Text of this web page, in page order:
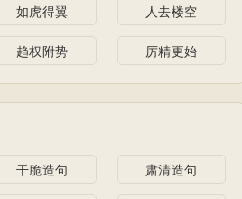
如虎得翼 人去楼空
趋权附势 厉精更始
干脆造句 肃清造句